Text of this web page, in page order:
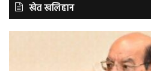
खेत खलिहान